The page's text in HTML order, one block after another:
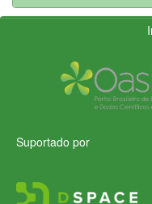
Suportado por